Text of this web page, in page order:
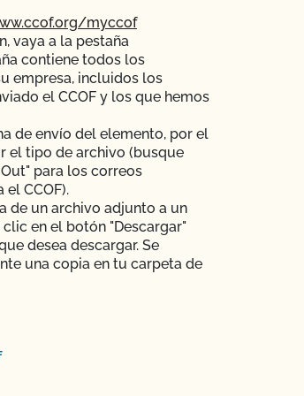
myccof
vaya a la pestaña
contiene todos los
empresa, incluidos los
el CCOF y los que hemos
de envío del elemento, por el
el tipo de archivo (busque
para los correos
CCOF).
de un archivo adjunto a un
en el botón "Descargar"
desea descargar. Se
una copia en tu carpeta de